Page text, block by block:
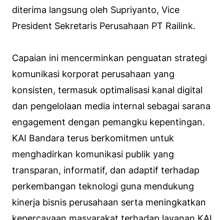
diterima langsung oleh Supriyanto, Vice
President Sekretaris Perusahaan PT Railink.
Capaian ini mencerminkan penguatan strategi
komunikasi korporat perusahaan yang
konsisten, termasuk optimalisasi kanal digital
dan pengelolaan media internal sebagai sarana
engagement dengan pemangku kepentingan.
KAI Bandara terus berkomitmen untuk
menghadirkan komunikasi publik yang
transparan, informatif, dan adaptif terhadap
perkembangan teknologi guna mendukung
kinerja bisnis perusahaan serta meningkatkan